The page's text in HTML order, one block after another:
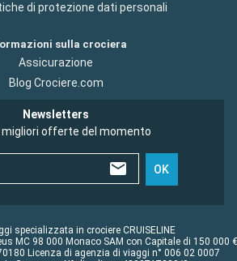
di protezione dati personali
sulla crociera
Assicurazione
Blog Crociere.com
Newsletters
migliori offerte del momento
OK
specializzata in crociere CRUISELINE
MC 98 000 Monaco SAM con Capitale di 150 000 €
Licenza di agenzia di viaggi n° 006 02 0007